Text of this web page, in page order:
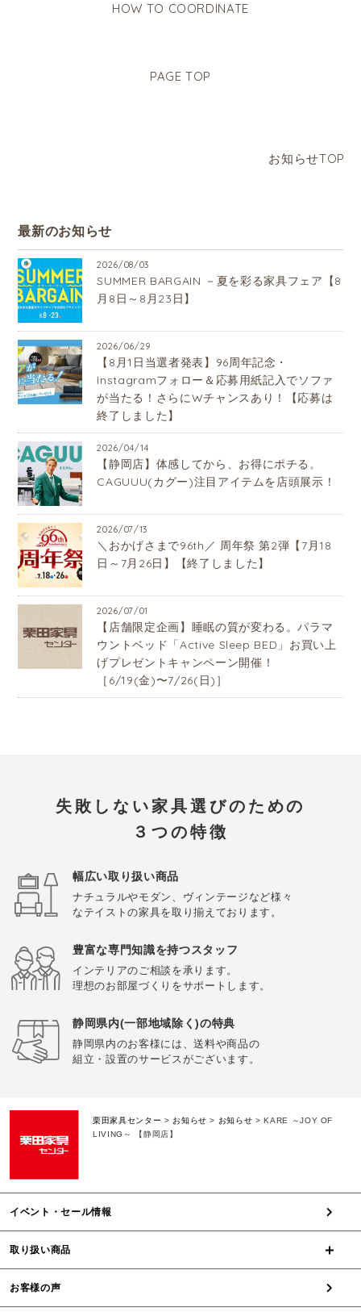
HOW TO COORDINATE
PAGE TOP
お知らせTOP
最新のお知らせ
2026/08/03
SUMMER BARGAIN －夏を彩る家具フェア【8
月8日～8月23日】
2026/06/29
【8月1日当選者発表】96周年記念・
Instagramフォロー＆応募用紙記入でソファ
が当たる！さらにWチャンスあり！【応募は
終了しました】
2026/04/14
【静岡店】体感してから、お得にポチる。
CAGUUU(カグー)注目アイテムを店頭展示！
2026/07/13
＼おかげさまで96th／ 周年祭 第2弾【7月18
日～7月26日】【終了しました】
2026/07/01
【店舗限定企画】睡眠の質が変わる。パラマ
ウントベッド「Active Sleep BED」お買い上
げプレゼントキャンペーン開催！
［6/19(金)〜7/26(日)］
失敗しない家具選びのための
３つの特徴
幅広い取り扱い商品
ナチュラルやモダン、ヴィンテージなど様々
なテイストの家具を取り揃えております。
豊富な専門知識を持つスタッフ
インテリアのご相談を承ります。
理想のお部屋づくりをサポートします。
静岡県内(一部地域除く)の特典
静岡県内のお客様には、送料や商品の
組立・設置のサービスがございます。
栗田家具センター >お知らせ > お知らせ >KARE ～JOY OF
LIVING～ 【静岡店】
イベント・セール情報
取り扱い商品
お客様の声